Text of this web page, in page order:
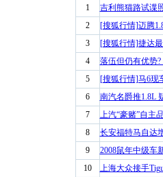
1
吉利熊猫路试谍
2
[搜狐行情]迈腾
3
[搜狐行情]捷达
4
落伍但仍有优势
5
[搜狐行情]马6现
6
南汽名爵推1.8L
7
上汽“豪赌”自主
8
长安福特马自达
9
2008鼠年中级车
10
上海大众接手